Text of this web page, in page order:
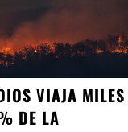
VIAJA MILES
DE LA